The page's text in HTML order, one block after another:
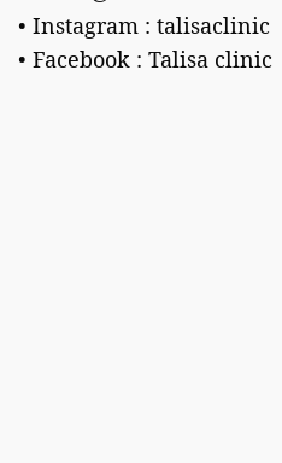
• Instagram : talisaclinic
• Facebook : Talisa clinic